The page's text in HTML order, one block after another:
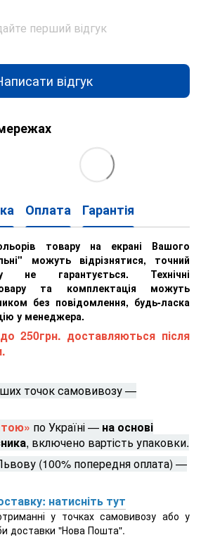
перший відгук
відгук
Оплата Гарантія
товару на екрані Вашого
можуть відрізнятися, точний
не гарантується. Технічні
та комплектація можуть
без повідомлення, будь-ласка
у менеджера.
250грн. доставляються після
точок самовивозу —
по Україні — на основі
, включено вартість упаковки.
(100% попередня оплата) —
натисніть тут
у точках самовивозу або у
доставки "Нова Пошта".